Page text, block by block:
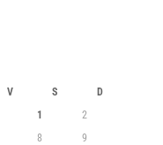
V S
D
1
2
8
9